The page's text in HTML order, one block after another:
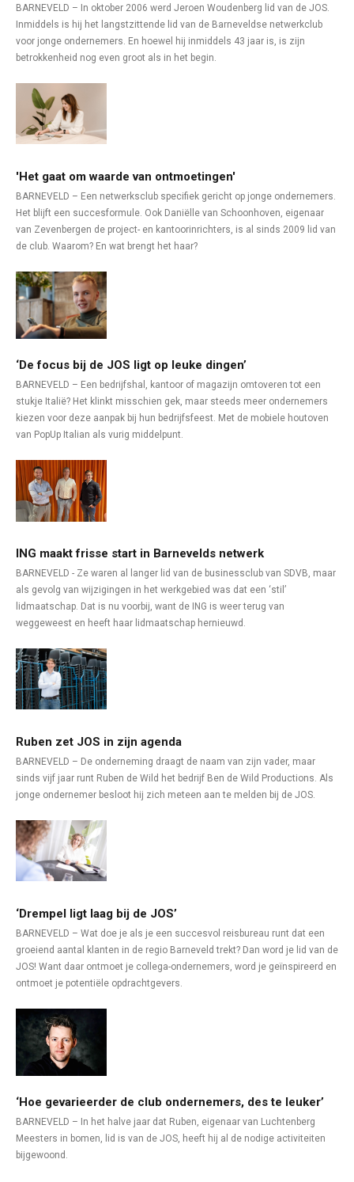
BARNEVELD – In oktober 2006 werd Jeroen Woudenberg lid van de JOS.
Inmiddels is hij het langstzittende lid van de Barneveldse netwerkclub
voor jonge ondernemers. En hoewel hij inmiddels 43 jaar is, is zijn
betrokkenheid nog even groot als in het begin.
'Het gaat om waarde van ontmoetingen'
BARNEVELD – Een netwerksclub specifiek gericht op jonge ondernemers.
Het blijft een succesformule. Ook Daniëlle van Schoonhoven, eigenaar
van Zevenbergen de project- en kantoorinrichters, is al sinds 2009 lid van
de club. Waarom? En wat brengt het haar?
‘De focus bij de JOS ligt op leuke dingen’
BARNEVELD – Een bedrijfshal, kantoor of magazijn omtoveren tot een
stukje Italië? Het klinkt misschien gek, maar steeds meer ondernemers
kiezen voor deze aanpak bij hun bedrijfsfeest. Met de mobiele houtoven
van PopUp Italian als vurig middelpunt.
ING maakt frisse start in Barnevelds netwerk
BARNEVELD - Ze waren al langer lid van de businessclub van SDVB, maar
als gevolg van wijzigingen in het werkgebied was dat een ‘stil’
lidmaatschap. Dat is nu voorbij, want de ING is weer terug van
weggeweest en heeft haar lidmaatschap hernieuwd.
Ruben zet JOS in zijn agenda
BARNEVELD – De onderneming draagt de naam van zijn vader, maar
sinds vijf jaar runt Ruben de Wild het bedrijf Ben de Wild Productions. Als
jonge ondernemer besloot hij zich meteen aan te melden bij de JOS.
‘Drempel ligt laag bij de JOS’
BARNEVELD – Wat doe je als je een succesvol reisbureau runt dat een
groeiend aantal klanten in de regio Barneveld trekt? Dan word je lid van de
JOS! Want daar ontmoet je collega-ondernemers, word je geïnspireerd en
ontmoet je potentiële opdrachtgevers.
‘Hoe gevarieerder de club ondernemers, des te leuker’
BARNEVELD – In het halve jaar dat Ruben, eigenaar van Luchtenberg
Meesters in bomen, lid is van de JOS, heeft hij al de nodige activiteiten
bijgewoond.